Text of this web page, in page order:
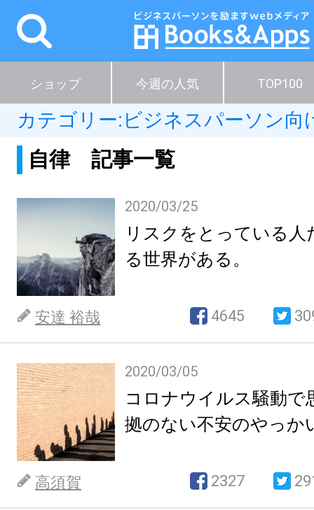
ショップ 今週の人気 TOP100
カテゴリー: ビジネスパーソン向
自律 記事一覧
2020/03/25
リスクをとっている人
る世界がある。
安達 裕哉 4645
2020/03/05
コロナウイルス騒動で
拠のない不安のやっか
高須賀 2327